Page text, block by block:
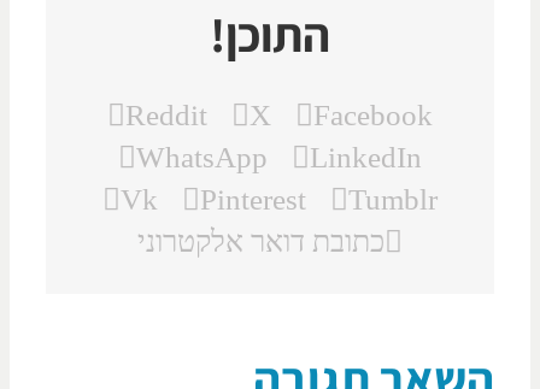
התוכן!
Facebook
X
Reddit
LinkedIn
WhatsApp
Tumblr
Pinterest
Vk
כתובת דואר אלקטרוני